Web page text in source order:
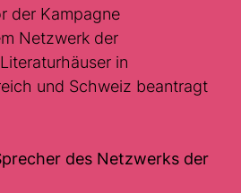
der Kampagne
Netzwerk der
in
und Schweiz beantragt
des Netzwerks der